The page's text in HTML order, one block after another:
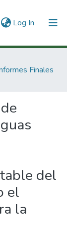
Log In (current)
Finales
del
el
la